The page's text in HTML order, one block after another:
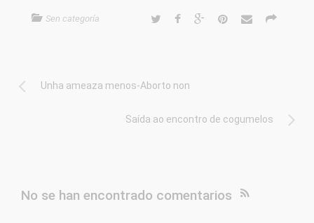
Sen categoría
Unha ameaza menos-Aborto non
Saída ao encontro de cogumelos
No se han encontrado comentarios